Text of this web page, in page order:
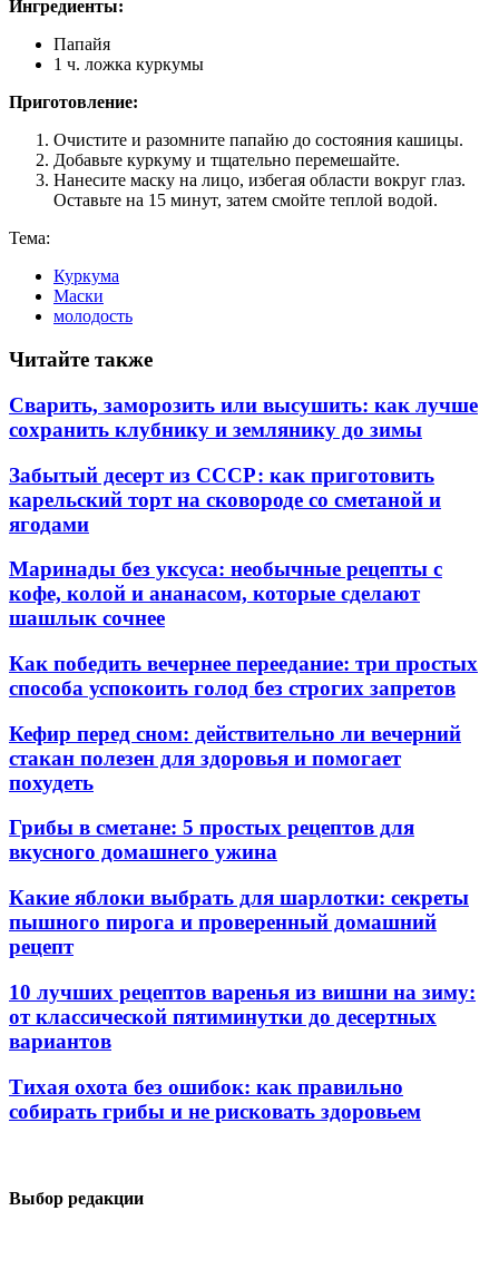
Ингредиенты:
Папайя
1 ч. ложка куркумы
Приготовление:
Очистите и разомните папайю до состояния кашицы.
Добавьте куркуму и тщательно перемешайте.
Нанесите маску на лицо, избегая области вокруг глаз.
Оставьте на 15 минут, затем смойте теплой водой.
Тема:
Куркума
Маски
молодость
Читайте также
Сварить, заморозить или высушить: как лучше
сохранить клубнику и землянику до зимы
Забытый десерт из СССР: как приготовить
карельский торт на сковороде со сметаной и
ягодами
Маринады без уксуса: необычные рецепты с
кофе, колой и ананасом, которые сделают
шашлык сочнее
Как победить вечернее переедание: три простых
способа успокоить голод без строгих запретов
Кефир перед сном: действительно ли вечерний
стакан полезен для здоровья и помогает
похудеть
Грибы в сметане: 5 простых рецептов для
вкусного домашнего ужина
Какие яблоки выбрать для шарлотки: секреты
пышного пирога и проверенный домашний
рецепт
10 лучших рецептов варенья из вишни на зиму:
от классической пятиминутки до десертных
вариантов
Тихая охота без ошибок: как правильно
собирать грибы и не рисковать здоровьем
Выбор редакции